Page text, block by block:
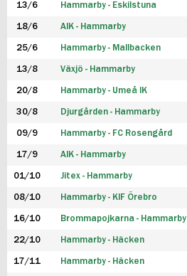
13/6 Hammarby - Eskilstuna
18/6 AIK - Hammarby
25/6 Hammarby - Mallbacken
13/8 Växjö - Hammarby
20/8 Hammarby - Umeå IK
30/8 Djurgården - Hammarby
09/9 Hammarby - FC Rosengård
17/9 AIK - Hammarby
01/10 Jitex - Hammarby
08/10 Hammarby - KIF Örebro
16/10 Brommapojkarna - Hammarby
22/10 Hammarby - Häcken
17/11 Hammarby - Häcken